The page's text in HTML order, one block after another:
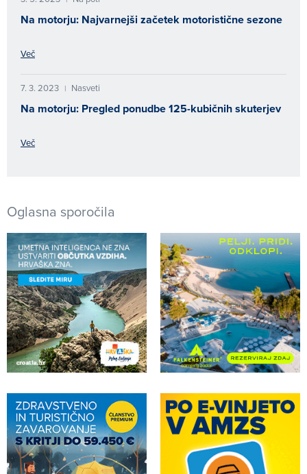
Na motorju: Najvarnejši začetek motoristične sezone
Več
7. 3. 2023 | Nasveti
Na motorju: Pregled ponudbe 125-kubičnih skuterjev
Več
Oglasna sporočila